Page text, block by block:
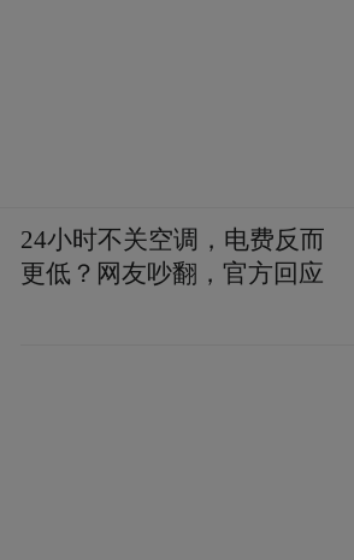
24小时不关空调，电费反而
更低？网友吵翻，官方回应